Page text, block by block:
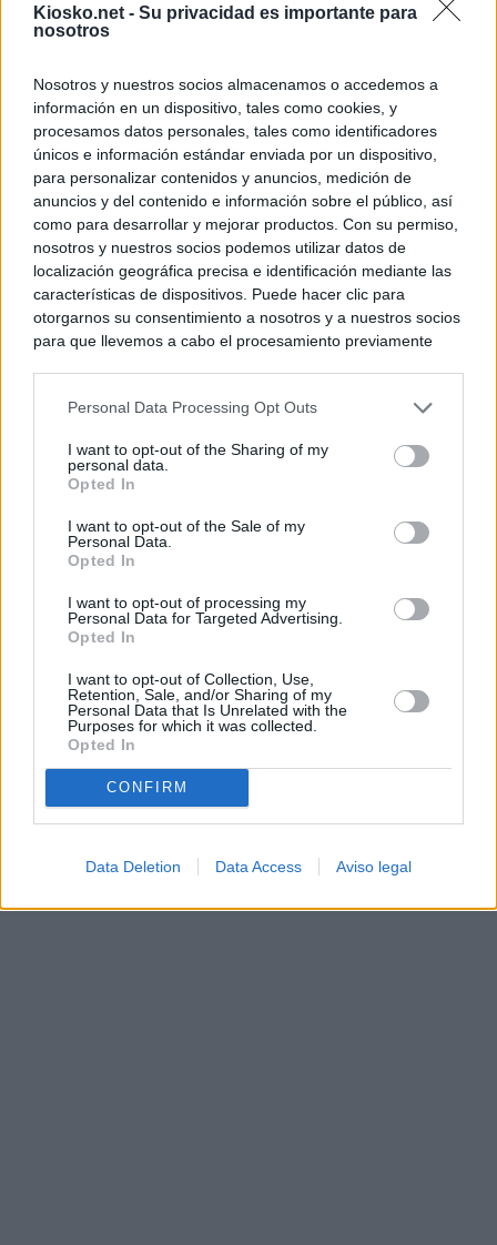
Kiosko.net - Su privacidad es importante para
nosotros
Nosotros y nuestros socios almacenamos o accedemos a
información en un dispositivo, tales como cookies, y
procesamos datos personales, tales como identificadores
únicos e información estándar enviada por un dispositivo,
para personalizar contenidos y anuncios, medición de
anuncios y del contenido e información sobre el público, así
como para desarrollar y mejorar productos. Con su permiso,
nosotros y nuestros socios podemos utilizar datos de
localización geográfica precisa e identificación mediante las
características de dispositivos. Puede hacer clic para
otorgarnos su consentimiento a nosotros y a nuestros socios
para que llevemos a cabo el procesamiento previamente
negar su consentimiento. Tenga en cuenta que algún
de su consentimiento, pero usted tiene el derecho de
rechazar tal procesamiento. Sus preferencias se aplicarán
cualquier momento entrando de nuevo en este sitio web o
visitando nuestra política de privacidad.
Personal Data Processing Opt Outs
I want to opt-out of the Sharing of my
personal data.
Opted In
I want to opt-out of the Sale of my
Personal Data.
Opted In
I want to opt-out of processing my
Personal Data for Targeted Advertising.
Opted In
I want to opt-out of Collection, Use,
Retention, Sale, and/or Sharing of my
Personal Data that Is Unrelated with the
Purposes for which it was collected.
Opted In
CONFIRM
Data Deletion Data Access Aviso legal